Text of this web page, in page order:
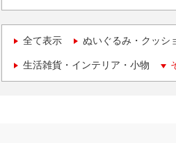
全て表示 ぬいぐるみ・クッシ
生活雑貨・インテリア・小物